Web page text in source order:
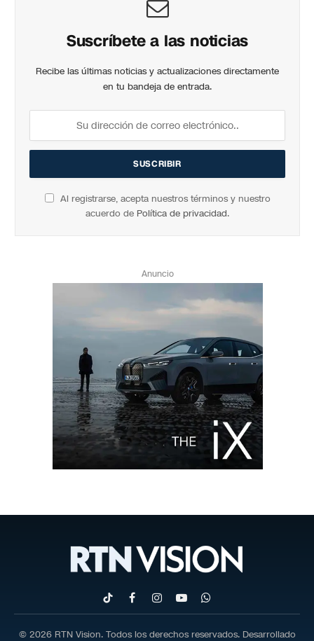
Suscríbete a las noticias
Recibe las últimas noticias y actualizaciones directamente
en tu bandeja de entrada.
Al registrarse, acepta nuestros términos y nuestro
acuerdo de Política de privacidad.
Anuncio
TikTokFacebookInstagram
YouTubeWhatsApp
© 2026 RTN Vision. Todos los derechos reservados. Desarrollado